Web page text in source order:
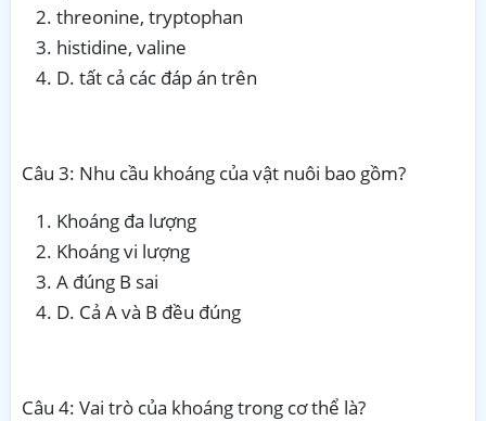
threonine, tryptophan
histidine, valine
D. tất cả các đáp án trên
Câu 3: Nhu cầu khoáng của vật nuôi bao gồm?
Khoáng đa lượng
Khoáng vi lượng
A đúng B sai
D. Cả A và B đều đúng
Câu 4: Vai trò của khoáng trong cơ thể là?